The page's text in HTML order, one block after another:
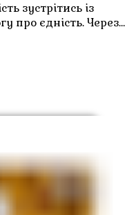
зустрітись із
про єдність. Через…